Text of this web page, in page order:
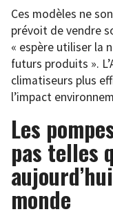
Ces modèles ne
prévoit de vendre
« espère utiliser la
futurs produits ».
climatiseurs plus
l’impact
Les
pas telles
monde